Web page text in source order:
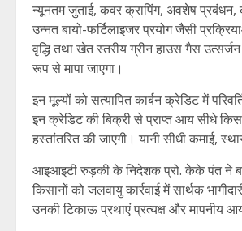
न्यूनतम जुताई, कवर क्रापिंग, अवशेष
उन्नत बायो-फर्टिलाइजर प्रयोग जैसी
वृद्धि तथा खेत स्तरीय ग्रीन हाउस गैस
रूप से मापा जाएगा।
इन मूल्यों को सत्यापित कार्बन क्रेडिट में
इन क्रेडिट की बिक्री से प्राप्त आय सीधे
हस्तांतरित की जाएगी। यानी सीधी कमाई,
आइआइटी रुड़की के निदेशक प्रो. केके पंत ने
किसानों को जलवायु कार्रवाई में सार्थक
उनकी टिकाऊ प्रथाएं प्रत्यक्ष और मापनीय